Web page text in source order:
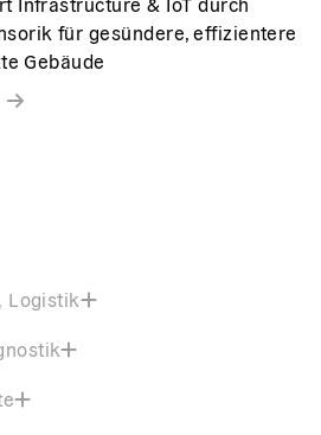
für gesündere, effizientere
Gebäude
Logistik